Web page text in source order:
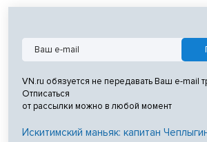
VN.ru обязуется не передавать Ваш e-mail
Отписаться
от рассылки можно в любой момент
Искитимский маньяк: капитан